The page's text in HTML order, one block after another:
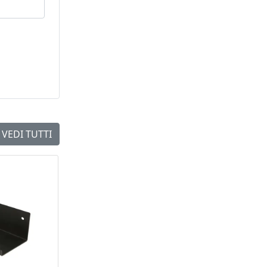
VEDI TUTTI